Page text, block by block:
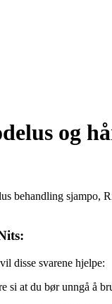
og
behandling
disse svarene hjelpe:
si at du bør unngå å